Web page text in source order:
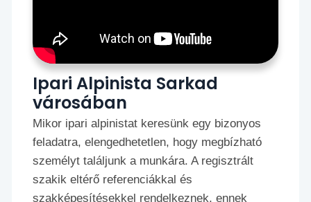
Ipari Alpinista Sarkad
városában
Mikor ipari alpinistat keresünk egy bizonyos
feladatra, elengedhetetlen, hogy megbízható
személyt találjunk a munkára. A regisztrált
szakik eltérő referenciákkal és
szakképesítésekkel rendelkeznek, ennek